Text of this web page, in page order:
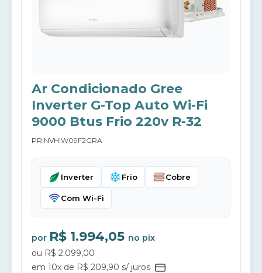
Ar Condicionado Gree
Inverter G-Top Auto Wi-Fi
9000 Btus Frio 220v R-32
PRINVHIW09F2GRA
Inverter Frio Cobre
Com Wi-Fi
por R$ 1.994,05 no pix
ou R$ 2.099,00
em 10x de R$ 209,90 s/ juros